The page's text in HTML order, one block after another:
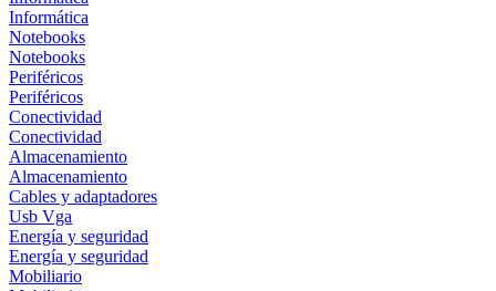
Informática
Notebooks
Notebooks
Periféricos
Periféricos
Conectividad
Conectividad
Almacenamiento
Almacenamiento
Cables y adaptadores
Usb Vga
Energía y seguridad
Energía y seguridad
Mobiliario